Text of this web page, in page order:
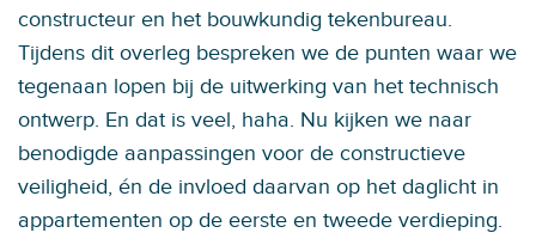
constructeur en het bouwkundig tekenbureau.
Tijdens dit overleg bespreken we de punten waar we
tegenaan lopen bij de uitwerking van het technisch
ontwerp. En dat is veel, haha. Nu kijken we naar
benodigde aanpassingen voor de constructieve
veiligheid, én de invloed daarvan op het daglicht in
appartementen op de eerste en tweede verdieping.